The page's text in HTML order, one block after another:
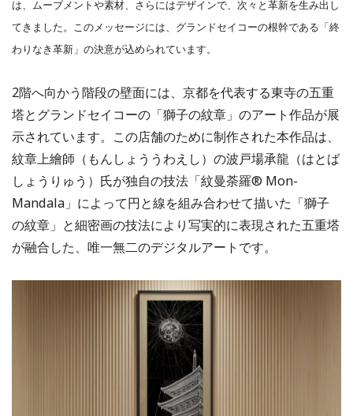
は、ムーブメントや素材、さらにはデザインで、次々と革新を生み出し
てきました。このメッセージには、グランドセイコーの根幹である「終
わりなき革新」の決意が込められています。
2階へ向かう階段の壁面には、京都を代表する東寺の五重
塔とグランドセイコーの「獅子の紋章」のアート作品が展
示されています。この店舗のために制作された本作品は、
紋章上繪師（もんしょううわえし）の波戸場承龍（はとば
しょうりゅう）氏が独自の技法「紋曼荼羅® Mon-
Mandala」によって円と線を組み合わせて描いた「獅子
の紋章」と細密画の技法により写実的に表現された五重塔
が融合した、唯一無二のデジタルアートです。